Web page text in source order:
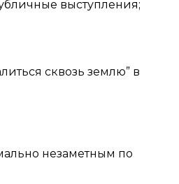
выступления;
сквозь землю” в
незаметным по